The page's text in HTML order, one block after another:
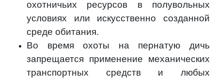
охотничьих ресурсов в полувольных
условиях или искусственно созданной
среде обитания.
Во время охоты на пернатую дичь
запрещается применение механических
транспортных средств и любых